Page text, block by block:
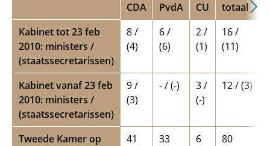
CDA PvdA CU
totaal
Kabinet tot 23 feb
2010: ministers /
(staatssecretarissen)
8 /
(4)
6 /
(6)
2 /
(1)
16 /
(11)
Kabinet vanaf 23 feb
2010: ministers /
(staatssecretarissen)
9 /
(3)
- / (-)
3 /
(-)
12 / (3)
Tweede Kamer op
41 33 6
80